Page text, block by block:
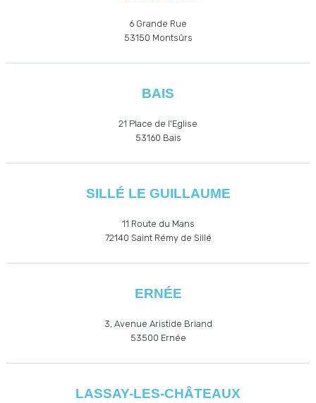
6 Grande Rue
53150 Montsûrs
BAIS
21 Place de l'Eglise
53160 Bais
SILLÉ LE GUILLAUME
11 Route du Mans
72140 Saint Rémy de Sillé
ERNÉE
3, Avenue Aristide Briand
53500 Ernée
LASSAY-LES-CHÂTEAUX